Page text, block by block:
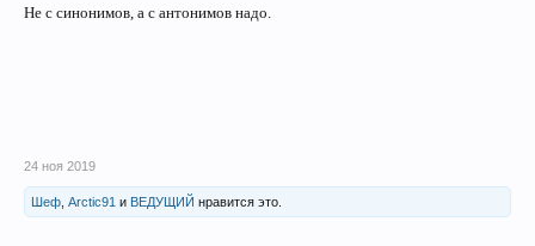
Не с синонимов, а с антонимов надо.
24 ноя 2019
Шеф Arctic91 и ВЕДУЩИЙ нравится это.